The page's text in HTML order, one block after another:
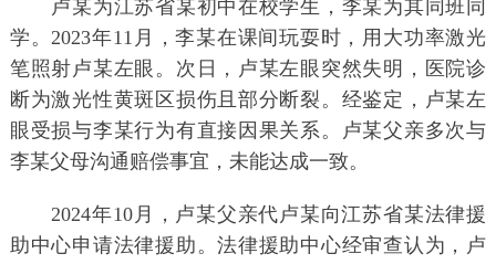
卢某为江苏省某初中在校学生，李某为其同班同
学。2023年11月，李某在课间玩耍时，用大功率激光
笔照射卢某左眼。次日，卢某左眼突然失明，医院诊
断为激光性黄斑区损伤且部分断裂。经鉴定，卢某左
眼受损与李某行为有直接因果关系。卢某父亲多次与
李某父母沟通赔偿事宜，未能达成一致。
2024年10月，卢某父亲代卢某向江苏省某法律援
助中心申请法律援助。法律援助中心经审查认为，卢